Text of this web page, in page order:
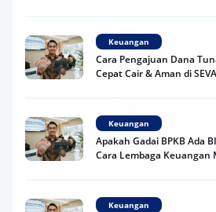
Keuangan
Cara Pengajuan Dana
Cepat Cair & Aman di SEVA
Keuangan
Apakah Gadai BPKB Ada
Cara Lembaga Keuangan
Keuangan